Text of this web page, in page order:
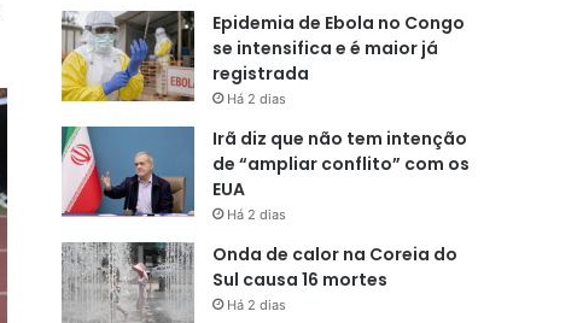
Epidemia de Ebola no Congo
se intensifica e é maior já
registrada
Há 2 dias
Irã diz que não tem intenção
de “ampliar conflito” com os
EUA
Há 2 dias
Onda de calor na Coreia do
Sul causa 16 mortes
Há 2 dias